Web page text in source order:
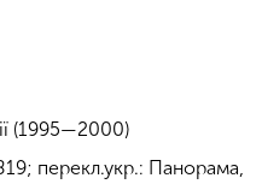
(1995—2000)
перекл.укр.: Панорама,